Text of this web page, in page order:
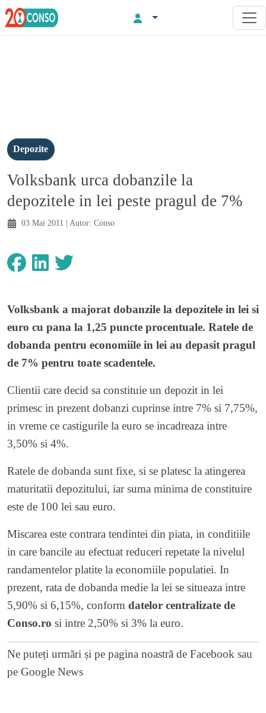
Depozite
Volksbank urca dobanzile la
depozitele in lei peste pragul de 7%
03 Mai 2011 | Autor: Conso
Volksbank a majorat dobanzile la depozitele in lei si
euro cu pana la 1,25 puncte procentuale. Ratele de
dobanda pentru economiile in lei au depasit pragul
de 7% pentru toate scadentele.
Clientii care decid sa constituie un depozit in lei
primesc in prezent dobanzi cuprinse intre 7% si 7,75%,
in vreme ce castigurile la euro se incadreaza intre
3,50% si 4%.
Ratele de dobanda sunt fixe, si se platesc la atingerea
maturitatii depozitului, iar suma minima de constituire
este de 100 lei sau euro.
Miscarea este contrara tendintei din piata, in conditiile
in care bancile au efectuat reduceri repetate la nivelul
randamentelor platite la economiile populatiei. In
prezent, rata de dobanda medie la lei se situeaza intre
5,90% si 6,15%, conform datelor centralizate de
Conso.ro si intre 2,50% si 3% la euro.
Ne puteți urmări și pe pagina noastră de Facebook sau
pe Google News